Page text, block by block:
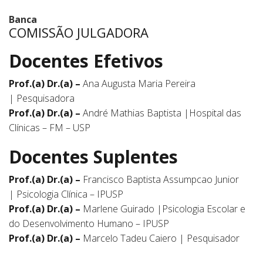
Banca
COMISSÃO JULGADORA
Docentes Efetivos
Prof.(a) Dr.(a) – Ana Augusta Maria Pereira
| Pesquisadora
Prof.(a) Dr.(a) – André Mathias Baptista |Hospital das
Clínicas – FM – USP
Docentes Suplentes
Prof.(a) Dr.(a) – Francisco Baptista Assumpcao Junior
| Psicologia Clínica – IPUSP
Prof.(a) Dr.(a) – Marlene Guirado |Psicologia Escolar e
do Desenvolvimento Humano – IPUSP
Prof.(a) Dr.(a) – Marcelo Tadeu Caiero | Pesquisador